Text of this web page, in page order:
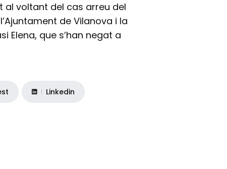
al voltant del cas arreu del
de Vilanova i la
Elena, que s’han negat a
Linkedin